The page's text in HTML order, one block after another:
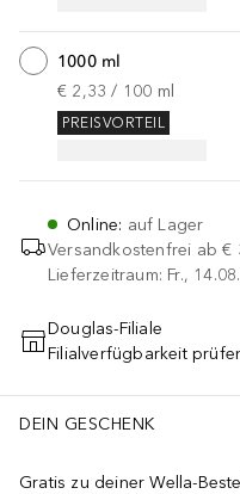
1000 ml
€ 2,33 / 100 ml
PREISVORTEIL
Online: auf Lager
Versandkostenfrei ab €
Lieferzeitraum: Fr.,
IN DEN
Douglas-Filiale
Filialverfügbarkeit
DEIN GESCHENK
Gratis zu deiner Wella-